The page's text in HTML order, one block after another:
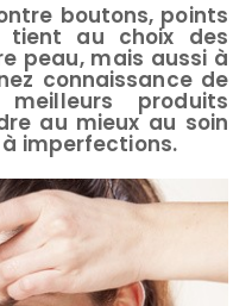
boutons, points
tient au choix des
peau, mais aussi à
connaissance de
produits
au mieux au soin
imperfections.